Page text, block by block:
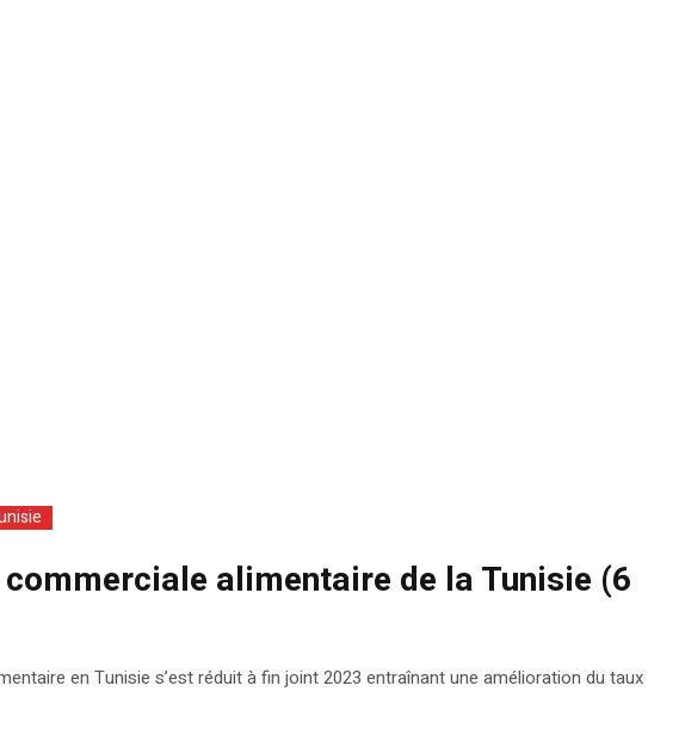
alimentaire de la Tunisie (6
en Tunisie s’est réduit à fin joint 2023 entraînant une amélioration du taux